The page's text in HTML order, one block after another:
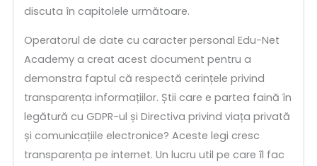
discuta în capitolele următoare.
Operatorul de date cu caracter personal Edu-Net
Academy a creat acest document pentru a
demonstra faptul că respectă cerințele privind
transparența informațiilor. Știi care e partea faină în
legătură cu GDPR-ul și Directiva privind viața privată
și comunicațiile electronice? Aceste legi cresc
transparența pe internet. Un lucru util pe care îl fac